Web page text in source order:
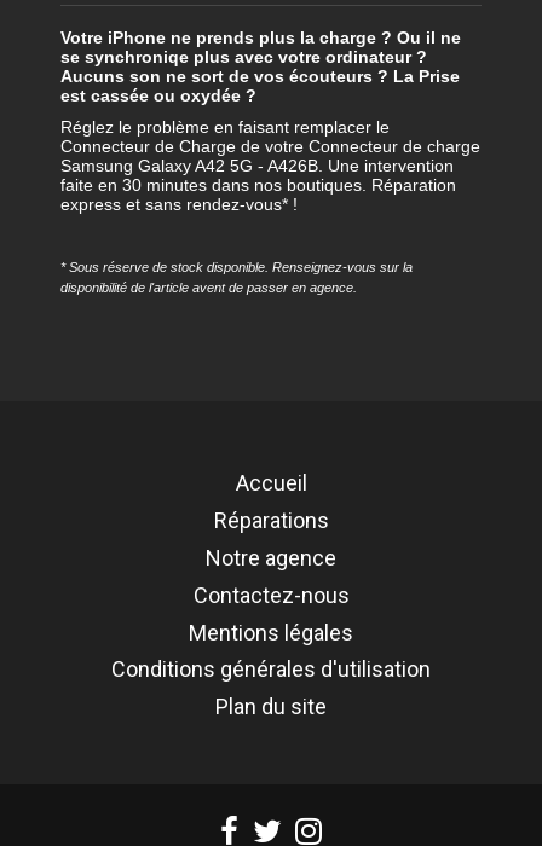
Votre iPhone ne prends plus la charge ? Ou il ne
se synchroniqe plus avec votre ordinateur ?
Aucuns son ne sort de vos écouteurs ? La Prise
est cassée ou oxydée ?
Réglez le problème en faisant remplacer le
Connecteur de Charge de votre Connecteur de charge
Samsung Galaxy A42 5G - A426B. Une intervention
faite en 30 minutes dans nos boutiques. Réparation
express et sans rendez-vous* !
* Sous réserve de stock disponible. Renseignez-vous sur la
disponibilité de l'article avent de passer en agence.
Accueil
Réparations
Notre agence
Contactez-nous
Mentions légales
Conditions générales d'utilisation
Plan du site